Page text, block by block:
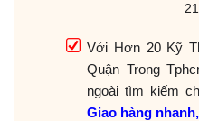
Với Hơn 20 Kỹ
Quận Trong
ngoài tìm kiếm
Giao hàng